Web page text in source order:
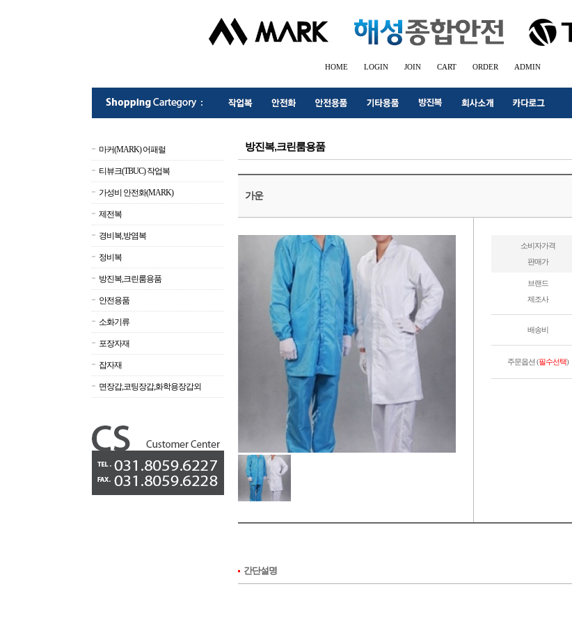
HOME LOGIN JOIN CART ORDER ADMIN
마커(MARK) 어패럴
티뷰크(TBUC) 작업복
가성비 안전화(MARK)
제전복
경비복,방염복
정비복
방진복,크린룸용품
안전용품
소화기류
포장자재
잡자재
면장갑,코팅장갑,화학용장갑외
방진복,크린룸용품
가운
소비자가격
판매가
브랜드
제조사
배송비
주문옵션 (필수선택)
간단설명